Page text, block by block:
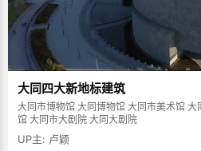
大同四大新地标建筑
大同市博物馆 大同博物馆 大同市美术馆 大同美术馆 大同市图书馆 大同图书
馆 大同市大剧院 大同大剧院
UP主: 卢颖